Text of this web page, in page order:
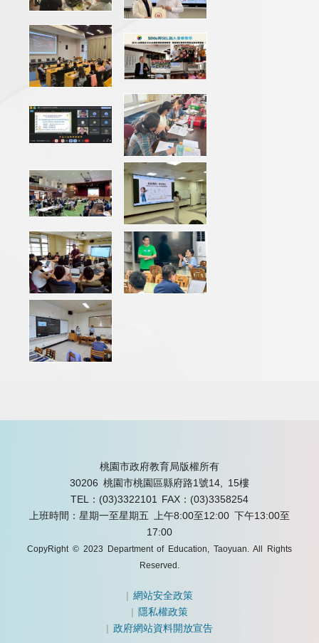
桃園市政府教育局版權所有
30206 桃園市桃園區縣府路1號14, 15樓
TEL：(03)3322101
FAX：(03)3358254
上班時間：星期一至星期五 上午8:00至12:00 下午13:00至
17:00
CopyRight © 2023 Department of Education, Taoyuan. All Rights
Reserved.
|網站安全政策
| 隱私權政策
|政府網站資料開放宣告